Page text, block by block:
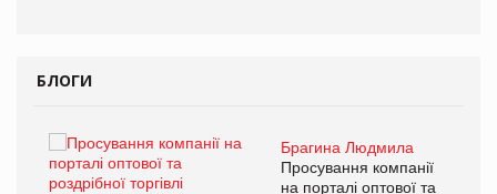
БЛОГИ
Брагина Людмила
Просування компанії
на порталі оптової та